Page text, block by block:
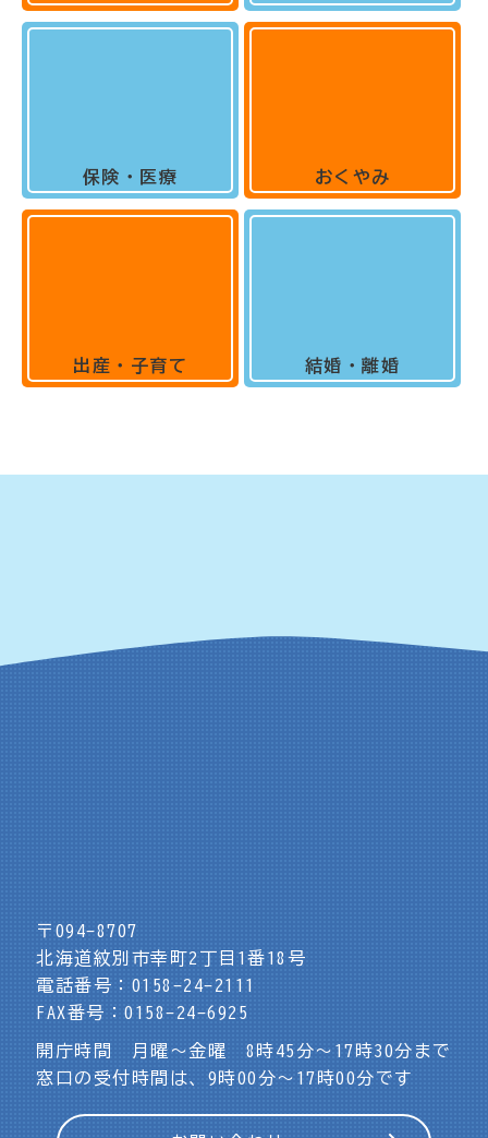
保険・医療
出産・子育て
おくやみ
結婚・離婚
〒094-8707
北海道紋別市幸町2丁目1番18号
電話番号：0158-24-2111
FAX番号：0158-24-6925
開庁時間 月曜～金曜 8時45分～17時30分まで
窓口の受付時間は、9時00分～17時00分です